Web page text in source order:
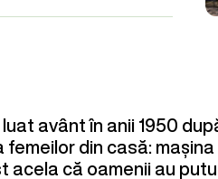
avânt în anii 1950
femeilor din casă:
că oamenii au